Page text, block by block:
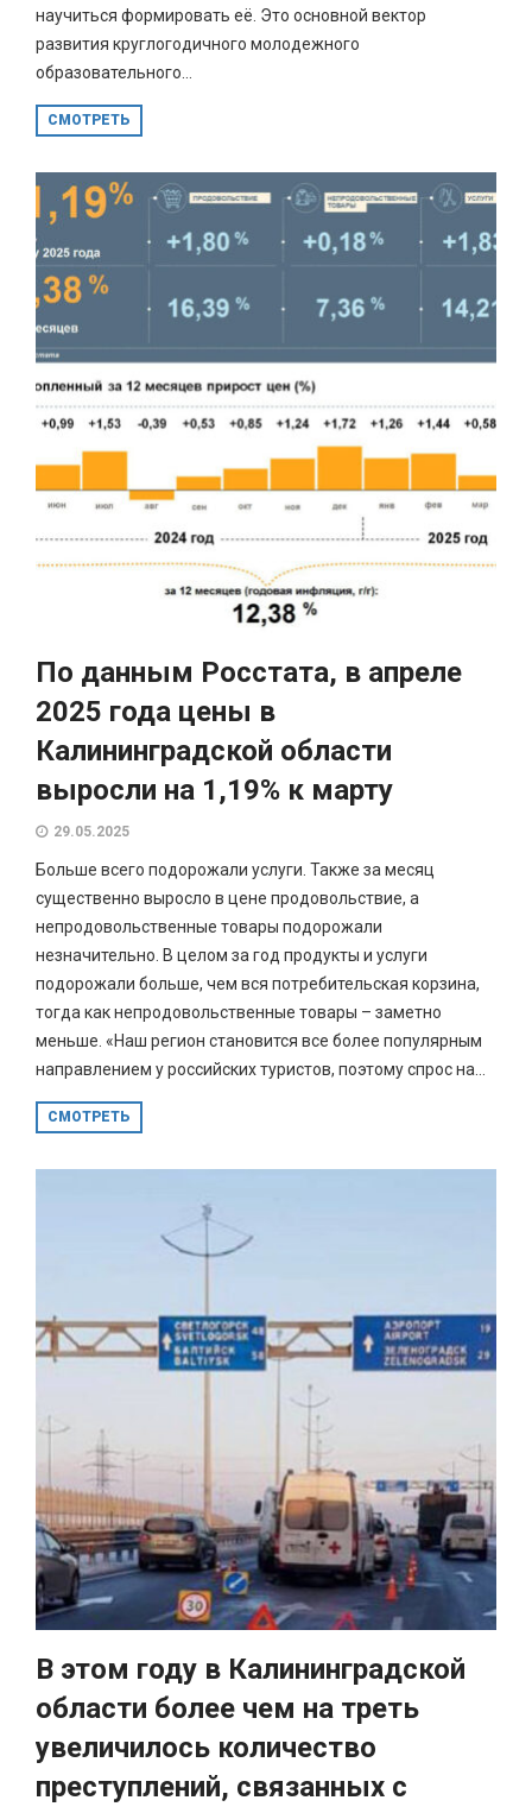
научиться формировать её. Это основной вектор
развития круглогодичного молодежного
образовательного...
СМОТРЕТЬ
По данным Росстата, в апреле
2025 года цены в
Калининградской области
выросли на 1,19% к марту
29.05.2025
Больше всего подорожали услуги. Также за месяц
существенно выросло в цене продовольствие, а
непродовольственные товары подорожали
незначительно. В целом за год продукты и услуги
подорожали больше, чем вся потребительская корзина,
тогда как непродовольственные товары – заметно
меньше. «Наш регион становится все более популярным
направлением у российских туристов, поэтому спрос на...
СМОТРЕТЬ
В этом году в Калининградской
области более чем на треть
увеличилось количество
преступлений, связанных с